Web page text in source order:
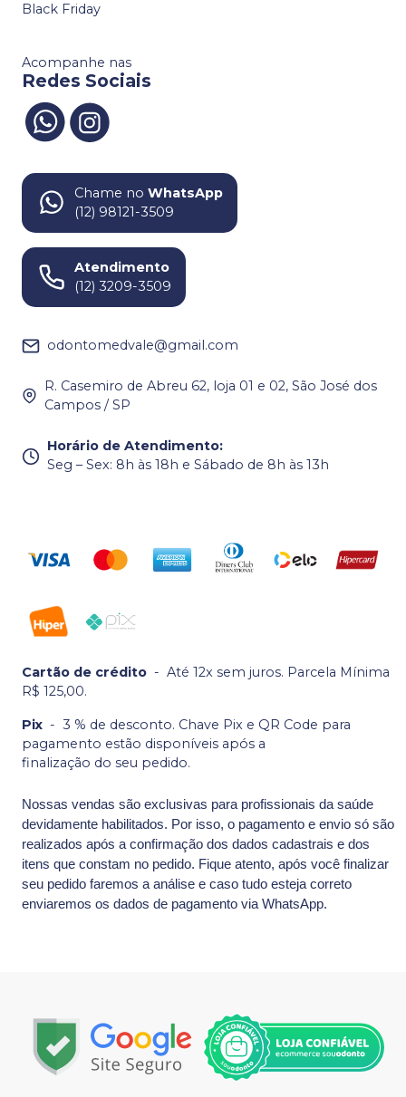
Black Friday
Acompanhe nas
Redes Sociais
Chame no WhatsApp
(12) 98121-3509
Atendimento
(12) 3209-3509
odontomedvale@gmail.com
R. Casemiro de Abreu 62, loja 01 e 02, São José dos
Campos / SP
Horário de Atendimento:
Seg – Sex: 8h às 18h e Sábado de 8h às 13h
Cartão de crédito - Até 12x sem juros. Parcela Mínima
R$ 125,00.
Pix - 3 % de desconto. Chave Pix e QR Code para
pagamento estão disponíveis após a
finalização do seu pedido.
Nossas vendas são exclusivas para profissionais da saúde
devidamente habilitados. Por isso, o pagamento e envio só são
realizados após a confirmação dos dados cadastrais e dos
itens que constam no pedido. Fique atento, após você finalizar
seu pedido faremos a análise e caso tudo esteja correto
enviaremos os dados de pagamento via WhatsApp.